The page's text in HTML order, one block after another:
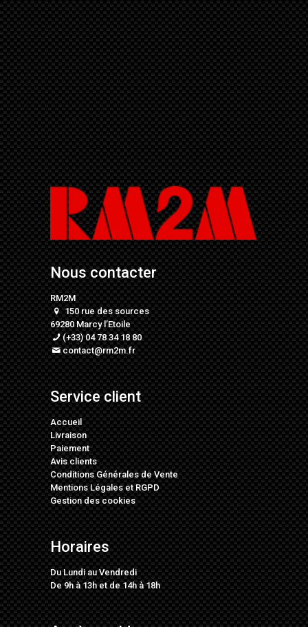
Nous contacter
RM2M
150 rue des sources
69280 Marcy l’Etoile
(+33) 04 78 34 18 80
contact@rm2m.fr
Service client
Accueil
Livraison
Paiement
Avis clients
Conditions Générales de Vente
Mentions LégalesetRGPD
Gestion des cookies
Horaires
Du Lundi au Vendredi
De 9h à 13h et de 14h à 18h